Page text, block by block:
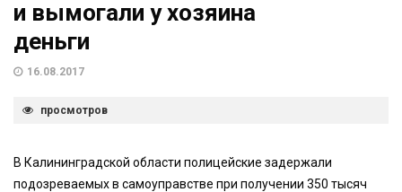
и вымогали у хозяина
деньги
16.08.2017
просмотров
В Калининградской области полицейские задержали
подозреваемых в самоуправстве при получении 350 тысяч